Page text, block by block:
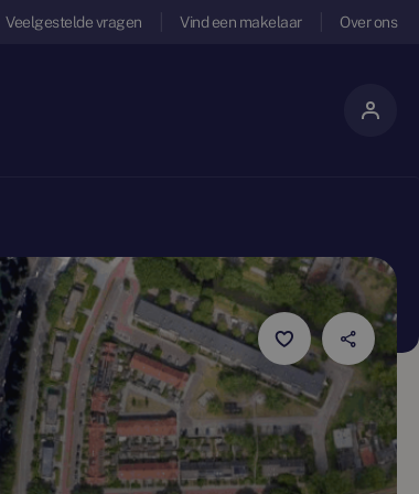
Veelgestelde vragen Vind een makelaar Over ons